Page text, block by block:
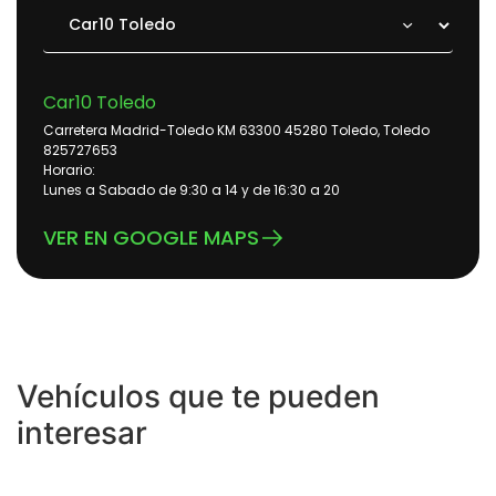
Car10 Toledo
Carretera Madrid-Toledo KM 63300 45280 Toledo, Toledo
825727653
Horario:
Lunes a Sabado de 9:30 a 14 y de 16:30 a 20
VER EN GOOGLE MAPS
Vehículos que te pueden
interesar